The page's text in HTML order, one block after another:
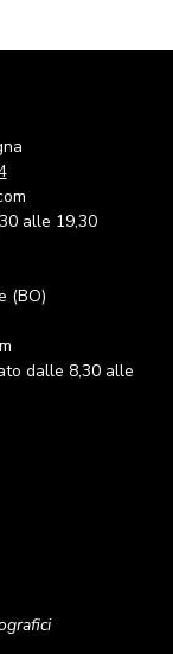
alle 19,30
(BO)
dalle 8,30 alle